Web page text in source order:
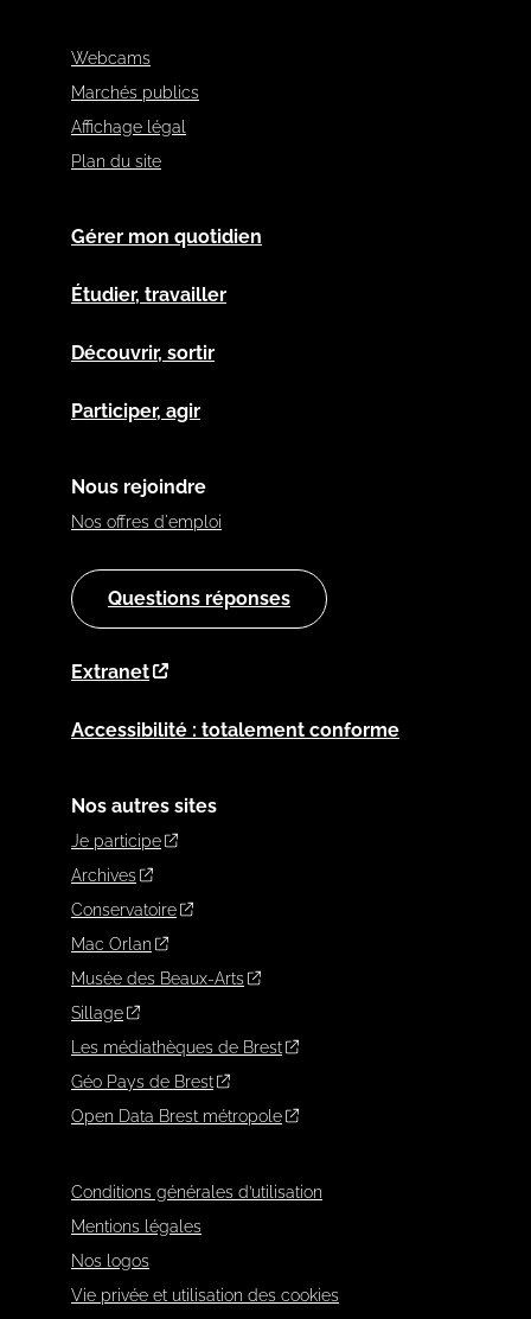
Webcams
Marchés publics
Affichage légal
Plan du site
Gérer mon quotidien
Étudier, travailler
Découvrir, sortir
Participer, agir
Nous rejoindre
Nos offres d'emploi
Questions réponses
Extranet
Accessibilité : totalement conforme
Nos autres sites
Je participe
Archives
Conservatoire
Mac Orlan
Musée des Beaux-Arts
Sillage
Les médiathèques de Brest
Géo Pays de Brest
Open Data Brest métropole
Conditions générales d’utilisation
Mentions légales
Nos logos
Vie privée et utilisation des cookies